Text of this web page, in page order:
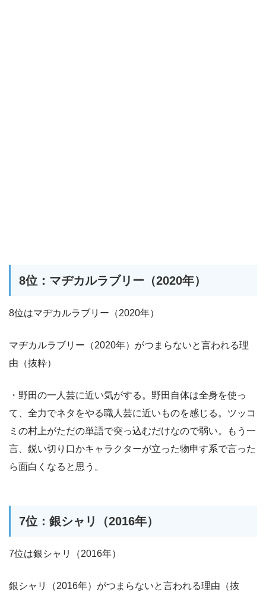
8位：マヂカルラブリー（2020年）
8位はマヂカルラブリー（2020年）
マヂカルラブリー（2020年）がつまらないと言われる理
由（抜粋）
・野田の一人芸に近い気がする。野田自体は全身を使っ
て、全力でネタをやる職人芸に近いものを感じる。ツッコ
ミの村上がただの単語で突っ込むだけなので弱い。もう一
言、鋭い切り口かキャラクターが立った物申す系で言った
ら面白くなると思う。
7位：銀シャリ（2016年）
7位は銀シャリ（2016年）
銀シャリ（2016年）がつまらないと言われる理由（抜